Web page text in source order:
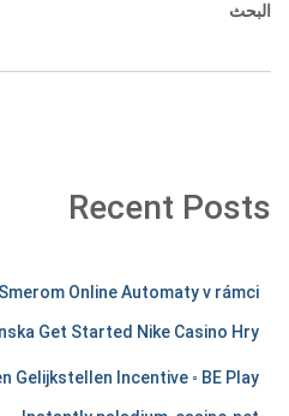
البحث
Recent Posts
e
Online Automaty v rámci
Get Started Nike Casino Hry
Gelijkstellen Incentive ◦ BE Play